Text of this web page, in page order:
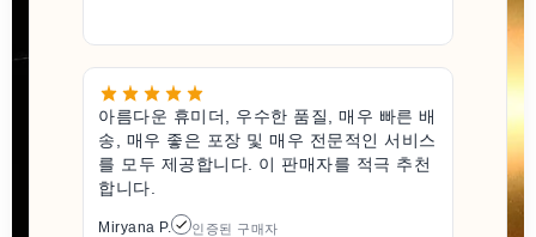
아름다운 휴미더, 우수한 품질, 매우 빠른 배
송, 매우 좋은 포장 및 매우 전문적인 서비스
를 모두 제공합니다. 이 판매자를 적극 추천
합니다.
Miryana P. 인증된 구매자